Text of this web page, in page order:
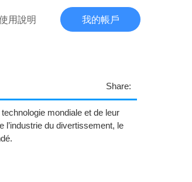
用說明 我的帳戶
Share:
mondiale et de leur
du divertissement, le